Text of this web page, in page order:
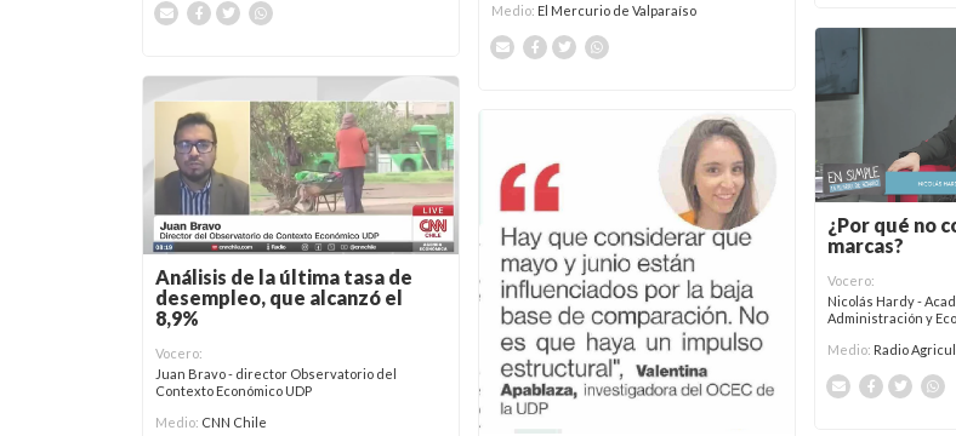
Medio: El Mercurio de Valparaíso
¿Por qué no
marcas?
Vocero:
Nicolás Hardy -
Administración y
Medio: Radio
Análisis de la última tasa de
desempleo, que alcanzó el
8,9%
Vocero:
Juan Bravo - director Observatorio del
Contexto Económico UDP
Medio: CNN Chile